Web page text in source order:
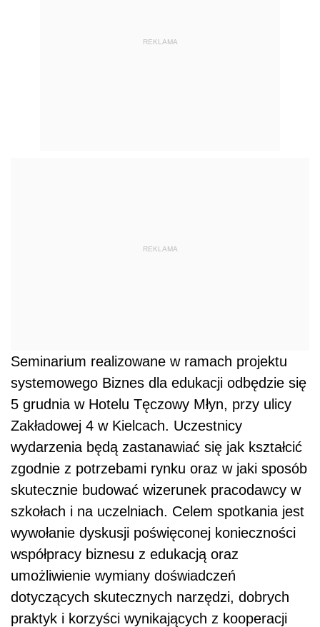
REKLAMA
REKLAMA
Seminarium realizowane w ramach projektu
systemowego Biznes dla edukacji odbędzie się
5 grudnia w Hotelu Tęczowy Młyn, przy ulicy
Zakładowej 4 w Kielcach. Uczestnicy
wydarzenia będą zastanawiać się jak kształcić
zgodnie z potrzebami rynku oraz w jaki sposób
skutecznie budować wizerunek pracodawcy w
szkołach i na uczelniach. Celem spotkania jest
wywołanie dyskusji poświęconej konieczności
współpracy biznesu z edukacją oraz
umożliwienie wymiany doświadczeń
dotyczących skutecznych narzędzi, dobrych
praktyk i korzyści wynikających z kooperacji